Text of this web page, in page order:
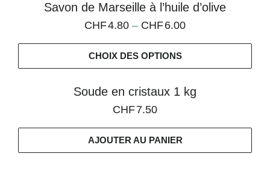
Savon de Marseille à l’huile d’olive
CHF4.80 – CHF6.00
CHOIX DES OPTIONS
Soude en cristaux 1 kg
CHF7.50
AJOUTER AU PANIER